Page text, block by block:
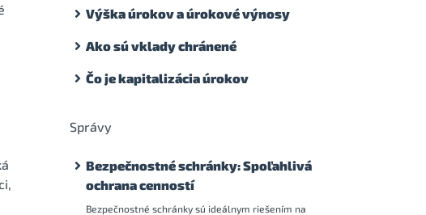
Výška úrokov a úrokové výnosy
Ako sú vklady chránené
Čo je kapitalizácia úrokov
Správy
Bezpečnostné schránky: Spoľahlivá
ochrana cenností
Bezpečnostné schránky sú ideálnym riešením na